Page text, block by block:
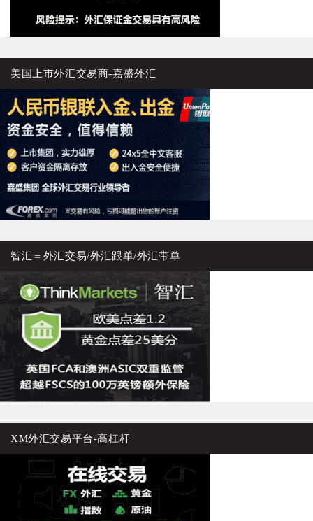
美国上市外汇交易商-嘉盛外汇
智汇＝外汇交易/外汇跟单/外汇带单
XM外汇交易平台-高杠杆